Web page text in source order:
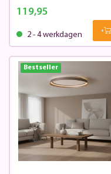
119,95
2 - 4 werkdagen
Bestseller